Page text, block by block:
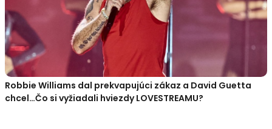
Robbie Williams dal prekvapujúci zákaz a David Guetta
chcel…Čo si vyžiadali hviezdy LOVESTREAMU?